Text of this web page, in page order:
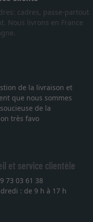
cadres, passe-partout
Nous livrons en France
livraison et
sommes
la
Je
et service clientèle
73 03 61 38